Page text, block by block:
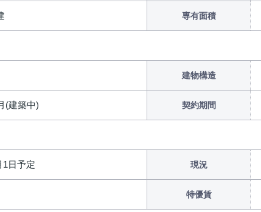
専有面積
建物構造
(建築中) 契約期間
1日予定 現況
特優賃